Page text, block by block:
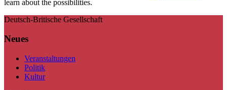
learn about the possibilities.
Deutsch-Britische Gesellschaft
Neues
Veranstaltungen
Politik
Kultur